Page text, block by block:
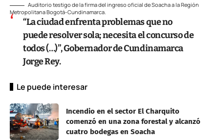
Auditorio testigo de la firma del ingreso oficial de Soacha a la Región
Metropolitana Bogotá-Cundinamarca.
“La ciudad enfrenta problemas que no
puede resolver sola; necesita el concurso de
todos (…)”, Gobernador de Cundinamarca
Jorge Rey.
Le puede interesar
Incendio en el sector El Charquito
comenzó en una zona forestal y alcanzó
cuatro bodegas en Soacha